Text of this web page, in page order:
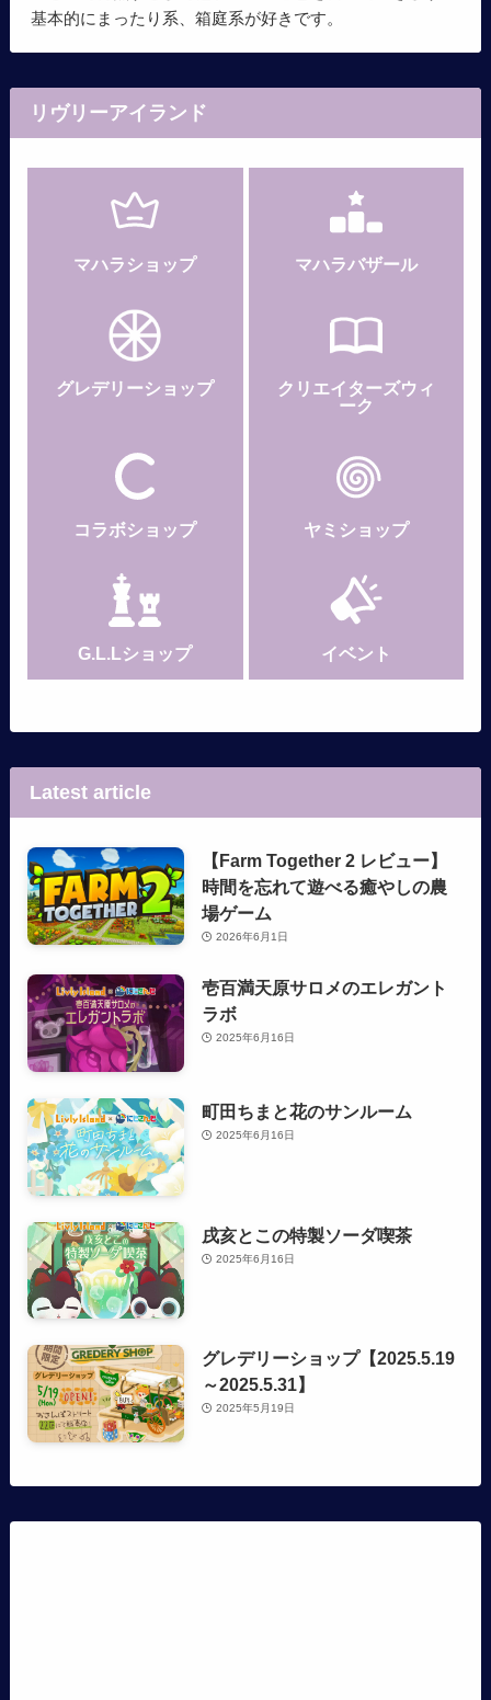
基本的にまったり系、箱庭系が好きです。
リヴリーアイランド
マハラショップ マハラバザール
グレデリーショップ
クリエイターズウィ
ーク
コラボショップ ヤミショップ
G.L.Lショップ イベント
Latest article
【Farm Together 2 レビュー】
時間を忘れて遊べる癒やしの農
場ゲーム
2026年6月1日
壱百満天原サロメのエレガント
ラボ
2025年6月16日
町田ちまと花のサンルーム
2025年6月16日
戌亥とこの特製ソーダ喫茶
2025年6月16日
グレデリーショップ【2025.5.19
～2025.5.31】
2025年5月19日